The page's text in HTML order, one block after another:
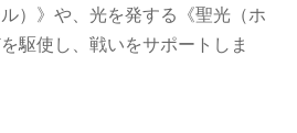
）》や、光を発する《聖光（ホ
駆使し、戦いをサポートしま